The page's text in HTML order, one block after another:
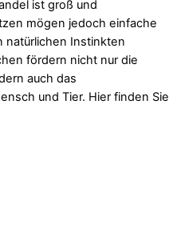
ist groß und
mögen jedoch einfache
natürlichen Instinkten
fördern nicht nur die
auch das
und Tier. Hier finden Sie